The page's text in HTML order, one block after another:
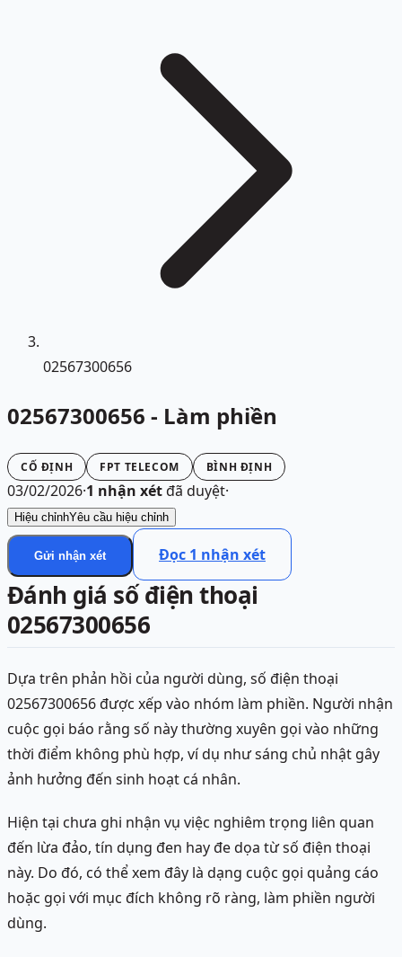
02567300656
02567300656 - Làm phiền
CỐ ĐỊNH FPT TELECOM BÌNH ĐỊNH
03/02/2026·1 nhận xétđã duyệt·
Hiệu chỉnhYêu cầu hiệu chỉnh
Gửi nhận xét Đọc 1 nhận xét
Đánh giá số điện thoại
02567300656
Dựa trên phản hồi của người dùng, số điện thoại
02567300656 được xếp vào nhóm làm phiền. Người nhận
cuộc gọi báo rằng số này thường xuyên gọi vào những
thời điểm không phù hợp, ví dụ như sáng chủ nhật gây
ảnh hưởng đến sinh hoạt cá nhân.
Hiện tại chưa ghi nhận vụ việc nghiêm trọng liên quan
đến lừa đảo, tín dụng đen hay đe dọa từ số điện thoại
này. Do đó, có thể xem đây là dạng cuộc gọi quảng cáo
hoặc gọi với mục đích không rõ ràng, làm phiền người
dùng.